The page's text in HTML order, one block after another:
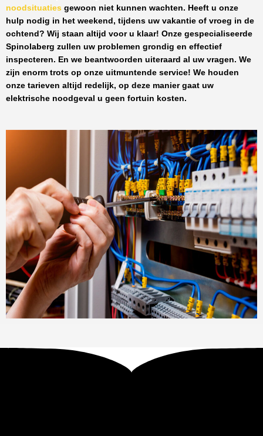
noodsituaties gewoon niet kunnen wachten. Heeft u onze
hulp nodig in het weekend, tijdens uw vakantie of vroeg in de
ochtend? Wij staan altijd voor u klaar! Onze gespecialiseerde
Spinolaberg zullen uw problemen grondig en effectief
inspecteren. En we beantwoorden uiteraard al uw vragen. We
zijn enorm trots op onze uitmuntende service! We houden
onze tarieven altijd redelijk, op deze manier gaat uw
elektrische noodgeval u geen fortuin kosten.